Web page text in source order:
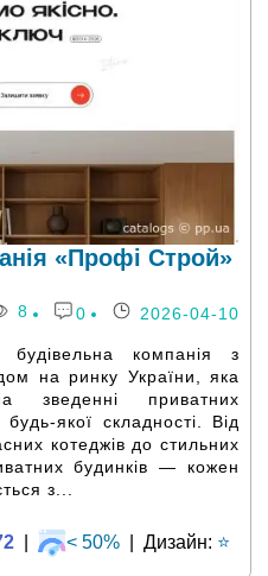
«Профі Строй»
8 0 2026-04-10
компанія з
на ринку України, яка
зведенні приватних
будь-якої складності. Від
котеджів до стильних
будинків — кожен
з...
| < 50%| Дизайн: ⭐